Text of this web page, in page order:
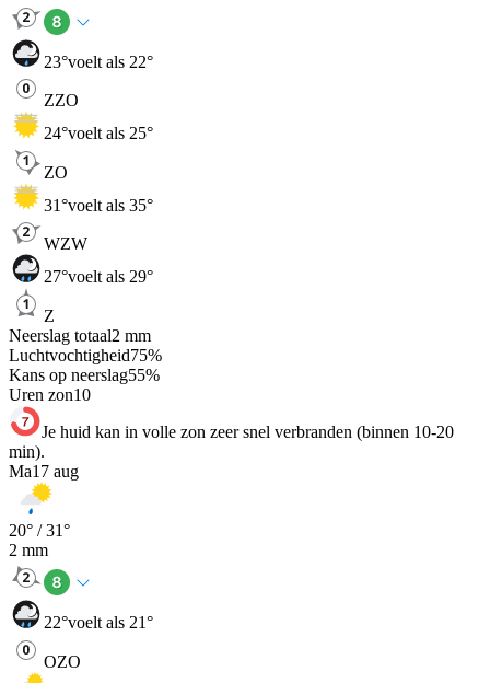
23°voelt als 22°
ZZO
24°voelt als 25°
ZO
31°voelt als 35°
WZW
27°voelt als 29°
Z
Neerslag totaal2 mm
Luchtvochtigheid75%
Kans op neerslag55%
Uren zon10
Je huid kan in volle zon zeer snel verbranden (binnen 10-20
min).
Ma17 aug
20° /31°
2 mm
22°voelt als 21°
OZO